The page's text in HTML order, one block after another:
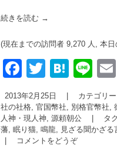
続きを読む →
(現在までの訪問者 9,270 人, 本
F
a
c
e
b
T
wi
tt
er
H
e
n
a
Li
n
e
2013年2月25日 カテゴリ
社の社格, 官国幣社, 別格官幣社,
人神・現人神, 源頼朝公
タ
藩, 眠り猫, 鳴龍, 見ざる聞かざる
コメントをどうぞ